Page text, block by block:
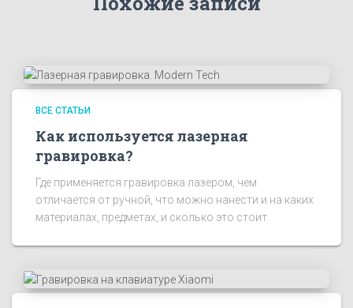
ВСЕ СТАТЬИ
Как используется лазерная
гравировка?
Где применяется гравировка лазером, чем
отличается от ручной, что можно нанести и на каких
материалах, предметах, и сколько это стоит.